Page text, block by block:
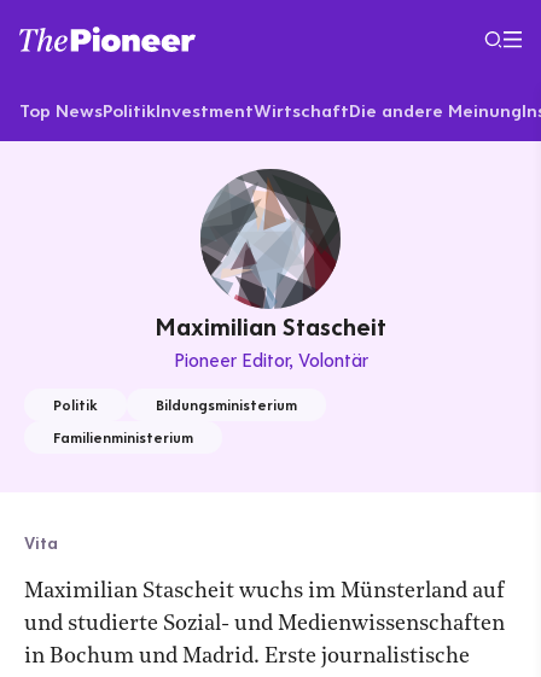
Top NewsPolitikInvestmentWirtschaftDie andere Meinung
Maximilian Stascheit
Pioneer Editor Volontär
Politik
Bildungsministerium
Familienministerium
Vita
Maximilian Stascheit wuchs im Münsterland auf
und studierte Sozial- und Medienwissenschaften
in Bochum und Madrid. Erste journalistische